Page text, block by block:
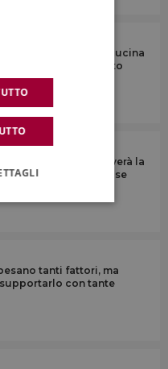
agroalimentare e cucina
il difficile contesto
come in passato, troverà la
per superare una fase
tanti fattori, ma
con tante